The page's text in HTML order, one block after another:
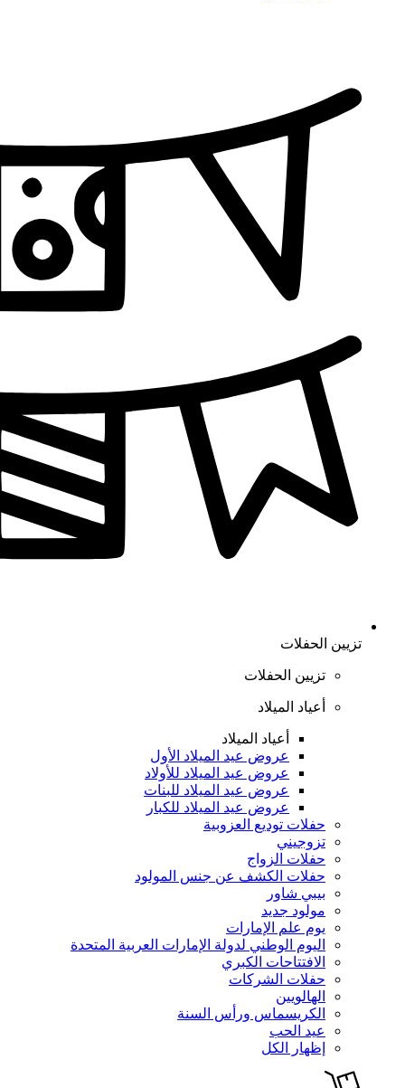
تزيين الحفلات
تزيين الحفلات
أعياد الميلاد
أعياد الميلاد
عروض عيد الميلاد الأول
عروض عيد الميلاد للأولاد
عروض عيد الميلاد للبنات
عروض عيد الميلاد للكبار
حفلات توديع العزوبية
تزوجيني
حفلات الزواج
حفلات الكشف عن جنس المولود
بيبي شاور
مولود جديد
يوم علم الإمارات
اليوم الوطني لدولة الإمارات العربية المتحدة
الافتتاحات الكبري
حفلات الشركات
الهالويين
الكريسماس ورأس السنة
عيد الحب
إظهار الكل